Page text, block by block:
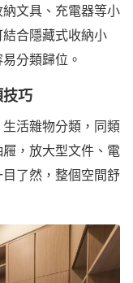
文具、充電器等小
合隱藏式收納小
分類歸位。
巧
活雜物分類，同類
，放大型文件、電
了然，整個空間舒